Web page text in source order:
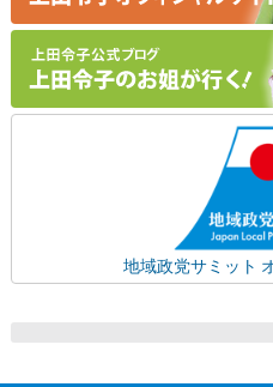
地域政党サミット